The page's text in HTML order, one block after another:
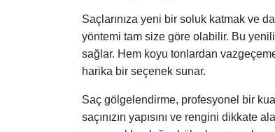
Saçlarınıza yeni bir soluk katmak ve
yöntemi tam size göre olabilir. Bu
sağlar. Hem koyu tonlardan
harika bir seçenek sunar.
Saç gölgelendirme, profesyonel bir
saçınızın yapısını ve rengini